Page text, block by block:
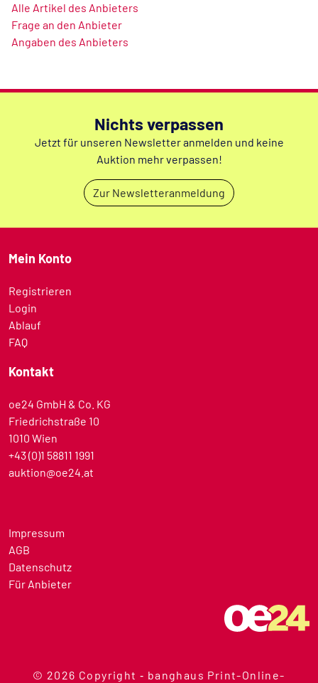
Alle Artikel des Anbieters
Frage an den Anbieter
Angaben des Anbieters
Nichts verpassen
Jetzt für unseren Newsletter anmelden und keine
Auktion mehr verpassen!
Zur Newsletteranmeldung
Mein Konto
Registrieren
Login
Ablauf
FAQ
Kontakt
oe24 GmbH & Co. KG
Friedrichstraße 10
1010 Wien
+43 (0)1 58811 1991
auktion@oe24.at
Impressum
AGB
Datenschutz
Für Anbieter
© 2026 Copyright ‐ banghaus Print-Online-